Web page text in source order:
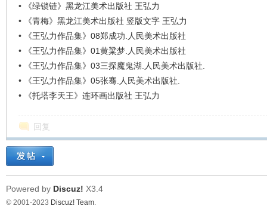
•
《绿锁链》黑龙江美术出版社 王弘力
•
《青梅》黑龙江美术出版社 竖版文字 王弘力
•
《王弘力作品集》08郑成功.人民美术出版社
•
《王弘力作品集》01黄粱梦.人民美术出版社
•
《王弘力作品集》03三探魔鬼湖.人民美术出版社.
•
《王弘力作品集》05张骞.人民美术出版社.
•
《托塔李天王》连环画出版社 王弘力
回复
Powered by Discuz! X3.4
© 2001-2023 Discuz! Team.